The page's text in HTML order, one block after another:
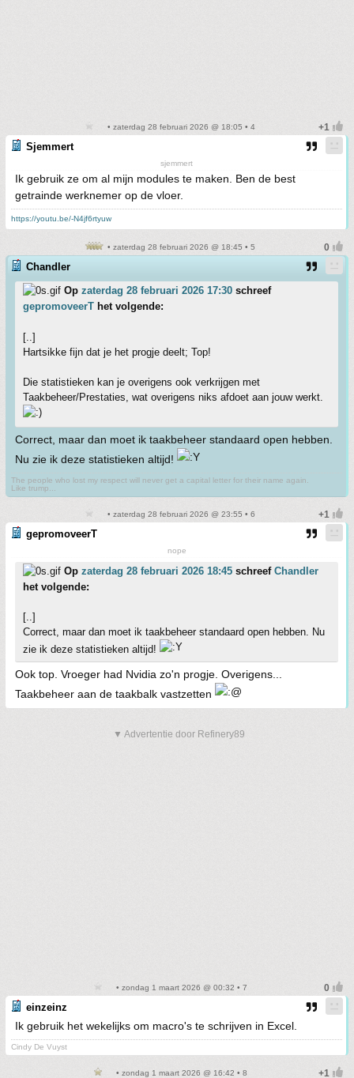
• zaterdag 28 februari 2026 @ 18:05 • 4
Sjemmert
sjemmert
Ik gebruik ze om al mijn modules te maken. Ben de best
getrainde werknemer op de vloer.
https://youtu.be/-N4jf6rtyuw
• zaterdag 28 februari 2026 @ 18:45 • 5
Chandler
Op zaterdag 28 februari 2026 17:30 schreef
gepromoveerT het volgende:
[..]
Hartsikke fijn dat je het progje deelt; Top!
Die statistieken kan je overigens ook verkrijgen met
Taakbeheer/Prestaties, wat overigens niks afdoet aan jouw werkt.
Correct, maar dan moet ik taakbeheer standaard open hebben.
Nu zie ik deze statistieken altijd!
The people who lost my respect will never get a capital letter for their name again.
Like trump...
• zaterdag 28 februari 2026 @ 23:55 • 6
gepromoveerT
nope
Op zaterdag 28 februari 2026 18:45 schreef Chandler
het volgende:
[..]
Correct, maar dan moet ik taakbeheer standaard open hebben. Nu
zie ik deze statistieken altijd!
Ook top. Vroeger had Nvidia zo'n progje. Overigens...
Taakbeheer aan de taakbalk vastzetten
▼ Advertentie door Refinery89
• zondag 1 maart 2026 @ 00:32 • 7
einzeinz
Ik gebruik het wekelijks om macro's te schrijven in Excel.
Cindy De Vuyst
• zondag 1 maart 2026 @ 16:42 • 8